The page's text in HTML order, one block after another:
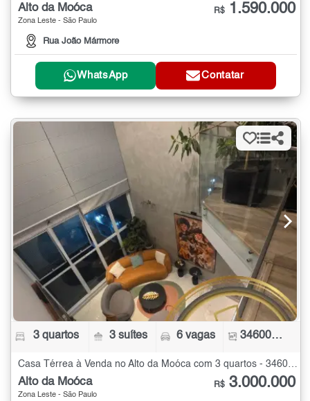
Alto da Moóca
Zona Leste - São Paulo
Rua João Mármore
R$ 1.590.000
WhatsApp Contatar
3 quartos 3 suítes 6 vagas 346000 m²
Alto da Moóca
Zona Leste - São Paulo
R$ 3.000.000